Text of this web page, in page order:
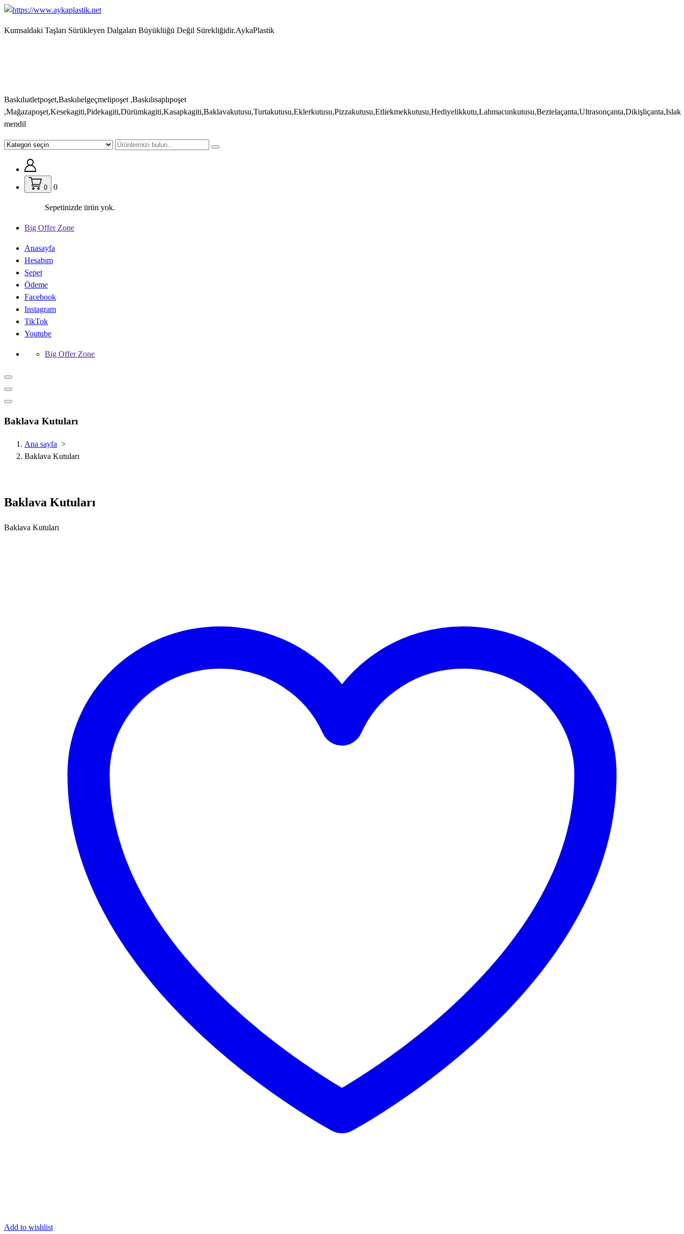
İçeriğe
Kumsaldaki Taşları Sürükleyen Dalgaları Büyüklüğü Değil Sürekliğidir.AykaPlastik
Baskılıatletpoşet,Baskılıelgeçmelipoşet ,Baskılısaplıpoşet
,Mağazapoşet,Kesekagiti,Pidekagiti,Dürümkagiti,Kasapkagiti,Baklavakutusu,Turtakutusu,Eklerkutusu,Pizzakutusu,Etliekmekkutusu,Hediyelikkutu,Lahmacunkutusu,Beztelaçanta,Ultrasonçanta,Dikişliçanta,Islak
mendil
0 0
Sepetinizde ürün yok.
Big Offer Zone
Anasayfa
Hesabım
Sepet
Ödeme
Facebook
Instagram
TikTok
Youtube
Big Offer Zone
Baklava Kutuları
Ana sayfa >
Baklava Kutuları
Baklava Kutuları
Baklava Kutuları
Add to wishlist